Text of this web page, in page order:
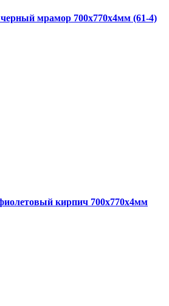
мрамор 700x770x4мм (61-4)
кирпич 700x770x4мм